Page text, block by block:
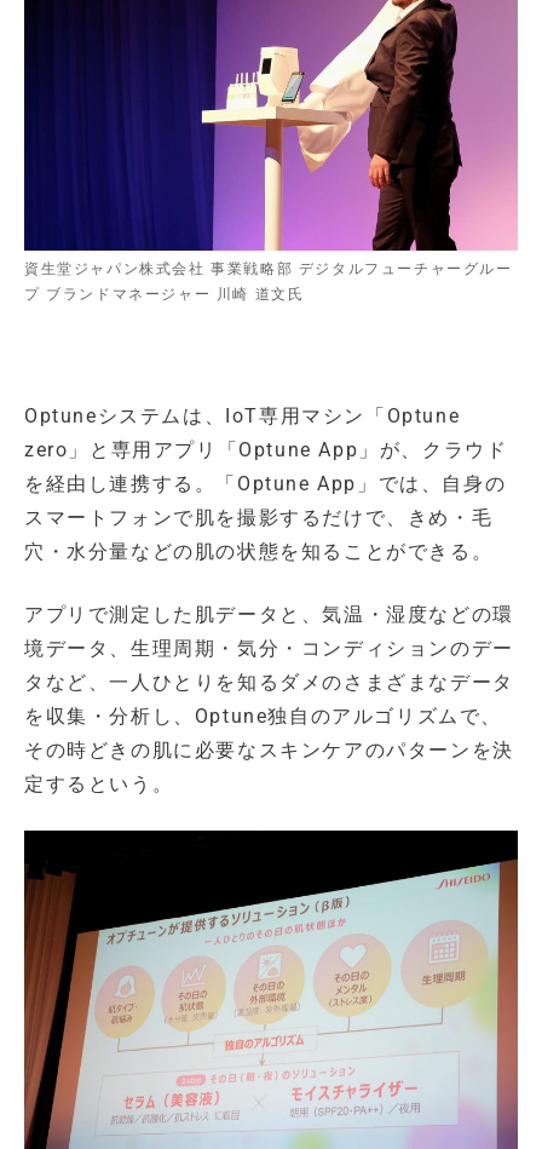
資生堂ジャパン株式会社 事業戦略部 デジタルフューチャーグルー
プ ブランドマネージャー 川崎 道文氏
Optuneシステムは、IoT専用マシン「Optune
zero」と専用アプリ「Optune App」が、クラウド
を経由し連携する。「Optune App」では、自身の
スマートフォンで肌を撮影するだけで、きめ・毛
穴・水分量などの肌の状態を知ることができる。
アプリで測定した肌データと、気温・湿度などの環
境データ、生理周期・気分・コンディションのデー
タなど、一人ひとりを知るダメのさまざまなデータ
を収集・分析し、Optune独自のアルゴリズムで、
その時どきの肌に必要なスキンケアのパターンを決
定するという。